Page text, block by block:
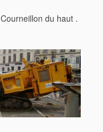
du haut .